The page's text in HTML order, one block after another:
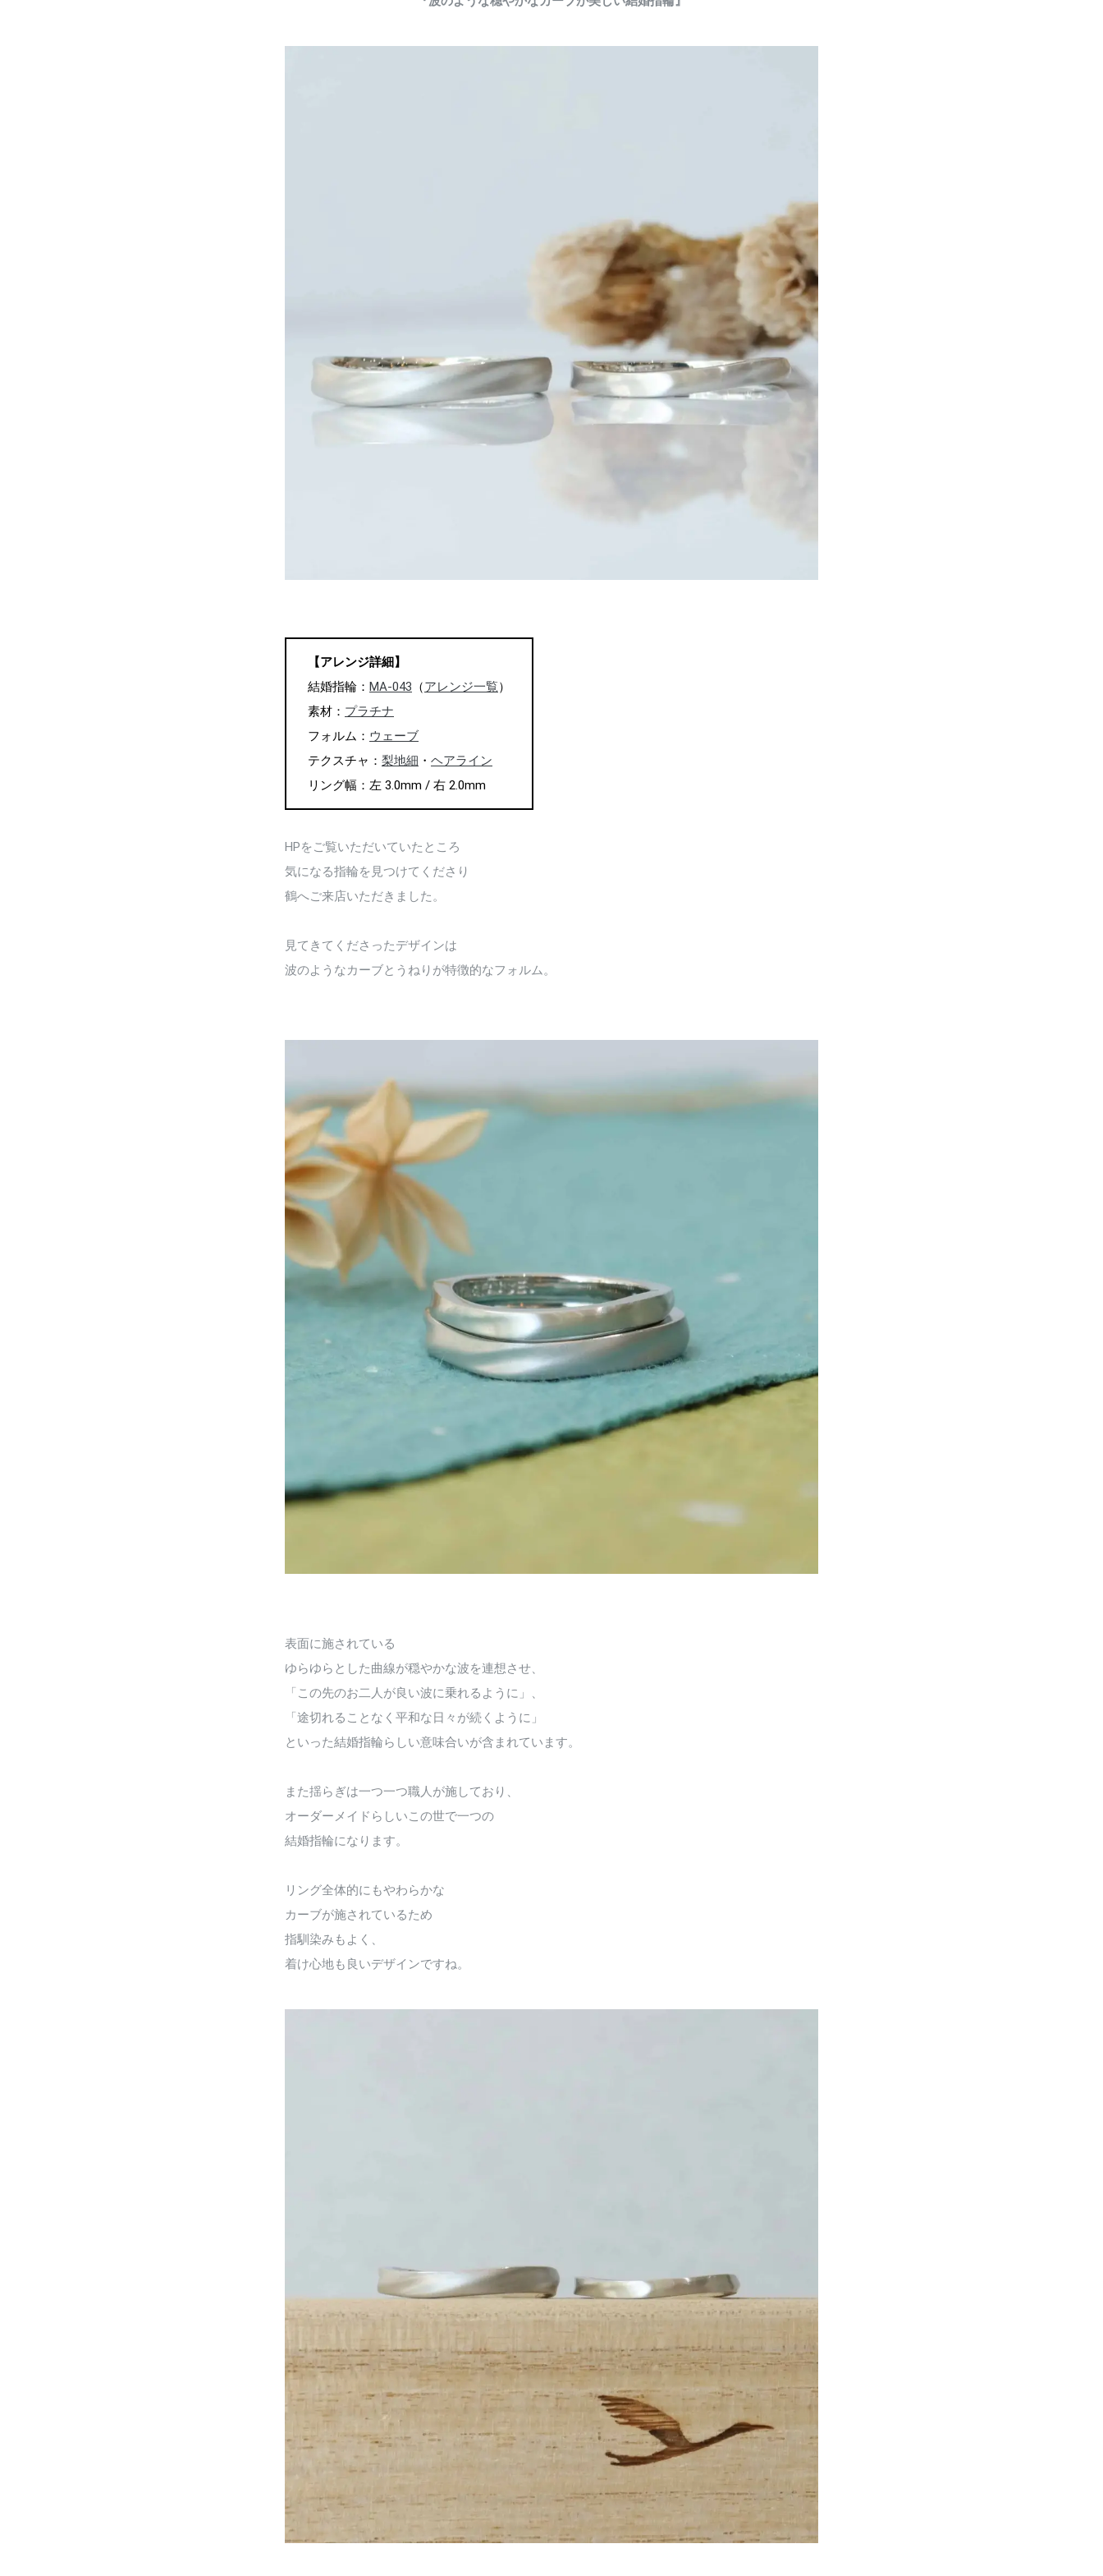
【アレンジ詳細】
結婚指輪： MA-043 （アレンジ一覧）
素材： プラチナ
フォルム： ウェーブ
テクスチャ： 梨地細 ・ ヘアライン
リング幅：左 3.0mm / 右 2.0mm
HPをご覧いただいていたところ
気になる指輪を見つけてくださり
鶴へご来店いただきました。
見てきてくださったデザインは
波のようなカーブとうねりが特徴的なフォルム。
表面に施されている
ゆらゆらとした曲線が穏やかな波を連想させ、
「この先のお二人が良い波に乗れるように」、
「途切れることなく平和な日々が続くように」
といった結婚指輪らしい意味合いが含まれています。
また揺らぎは一つ一つ職人が施しており、
オーダーメイドらしいこの世で一つの
結婚指輪になります。
リング全体的にもやわらかな
カーブが施されているため
指馴染みもよく、
着け心地も良いデザインですね。